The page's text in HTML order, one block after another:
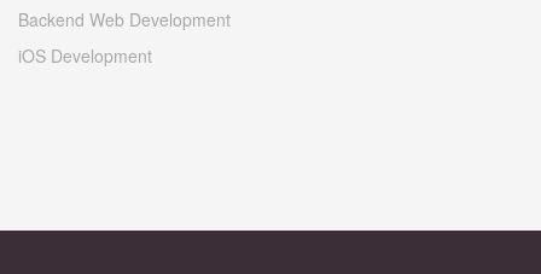
Backend Web Development
iOS Development